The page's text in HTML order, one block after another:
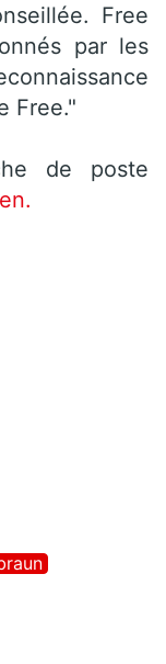
Free
par les
Free."
de poste